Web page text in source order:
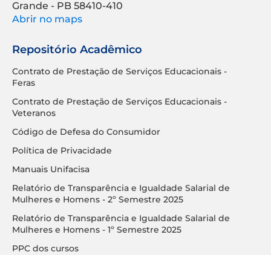
Grande - PB 58410-410
Abrir no maps
Repositório Acadêmico
Contrato de Prestação de Serviços Educacionais -
Feras
Contrato de Prestação de Serviços Educacionais -
Veteranos
Código de Defesa do Consumidor
Política de Privacidade
Manuais Unifacisa
Relatório de Transparência e Igualdade Salarial de
Mulheres e Homens - 2º Semestre 2025
Relatório de Transparência e Igualdade Salarial de
Mulheres e Homens - 1º Semestre 2025
PPC dos cursos